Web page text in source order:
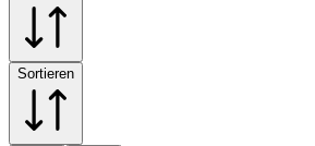
Sortieren